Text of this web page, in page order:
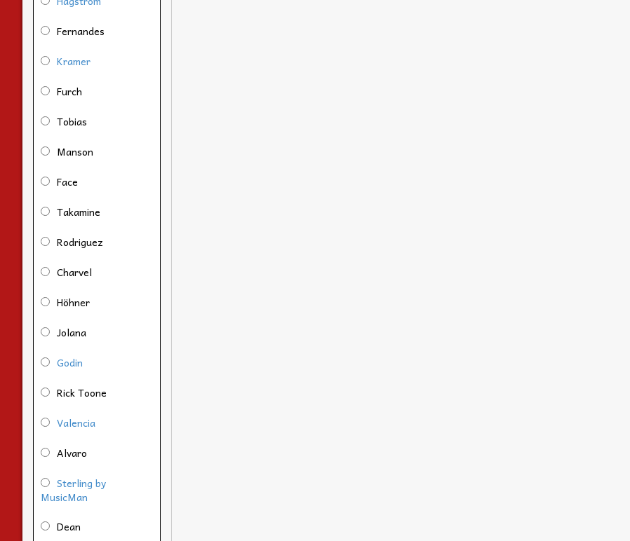
Fernandes
Kramer
Furch
Tobias
Manson
Face
Takamine
Rodriguez
Charvel
Höhner
Jolana
Godin
Rick Toone
Valencia
Alvaro
Sterling by
MusicMan
Dean